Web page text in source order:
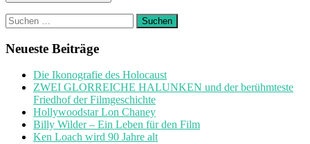
Suchen
nach:
Neueste Beiträge
Die Ikonografie des Holocaust
ZWEI GLORREICHE HALUNKEN und der berühmteste
Friedhof der Filmgeschichte
Hollywoodstar Lon Chaney
Billy Wilder – Ein Leben für den Film
Ken Loach wird 90 Jahre alt